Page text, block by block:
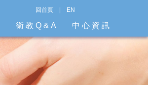
回首頁| EN
衛教Q&A 中心資訊